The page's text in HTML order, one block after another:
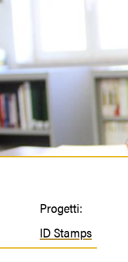
Progetti:
ID Stamps